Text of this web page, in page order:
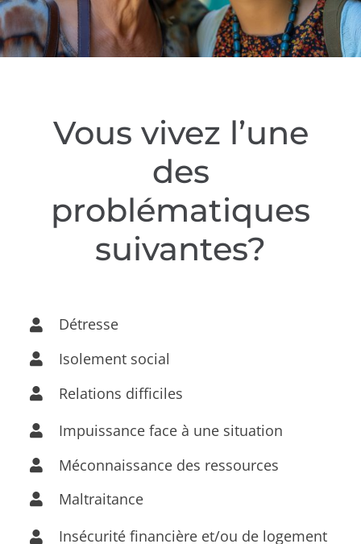
Vous vivez l’une
des
problématiques
suivantes?
Détresse
Isolement social
Relations difficiles
Impuissance face à une situation
Méconnaissance des ressources
Maltraitance
Insécurité financière et/ou de logement